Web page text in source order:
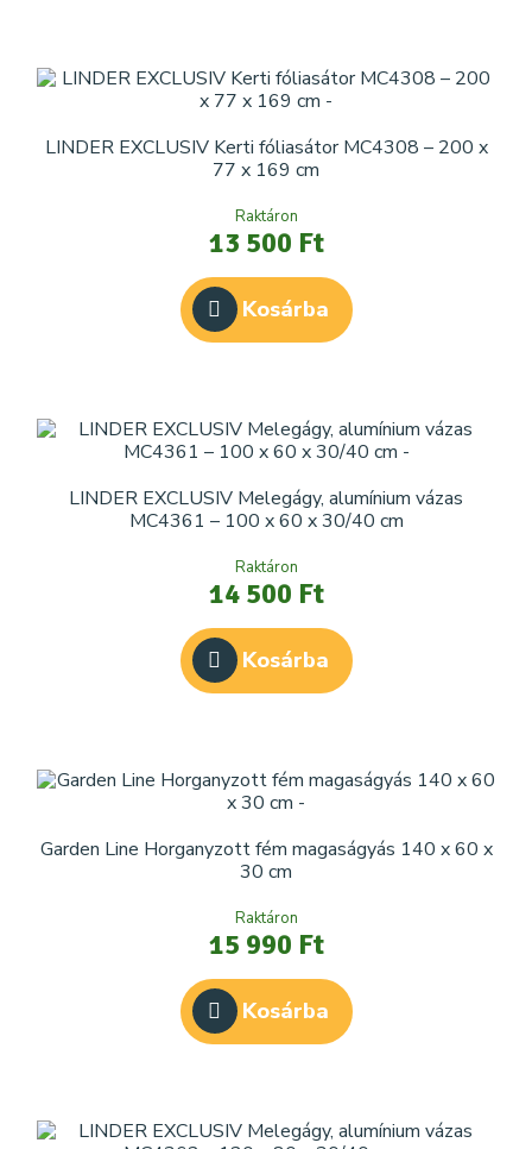
LINDER EXCLUSIV Kerti fóliasátor MC4308 – 200 x
77 x 169 cm
Raktáron
13 500 Ft
Kosárba
LINDER EXCLUSIV Melegágy, alumínium vázas
MC4361 – 100 x 60 x 30/40 cm
Raktáron
14 500 Ft
Kosárba
Garden Line Horganyzott fém magaságyás 140 x 60 x
30 cm
Raktáron
15 990 Ft
Kosárba